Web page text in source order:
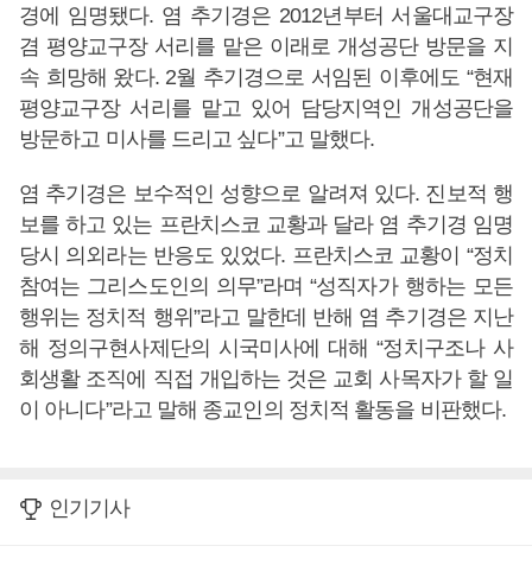
경에 임명됐다. 염 추기경은 2012년부터 서울대교구장
겸 평양교구장 서리를 맡은 이래로 개성공단 방문을 지
속 희망해 왔다. 2월 추기경으로 서임된 이후에도 “현재
평양교구장 서리를 맡고 있어 담당지역인 개성공단을
방문하고 미사를 드리고 싶다”고 말했다.
염 추기경은 보수적인 성향으로 알려져 있다. 진보적 행
보를 하고 있는 프란치스코 교황과 달라 염 추기경 임명
당시 의외라는 반응도 있었다. 프란치스코 교황이 “정치
참여는 그리스도인의 의무”라며 “성직자가 행하는 모든
행위는 정치적 행위”라고 말한데 반해 염 추기경은 지난
해 정의구현사제단의 시국미사에 대해 “정치구조나 사
회생활 조직에 직접 개입하는 것은 교회 사목자가 할 일
이 아니다”라고 말해 종교인의 정치적 활동을 비판했다.
인기기사